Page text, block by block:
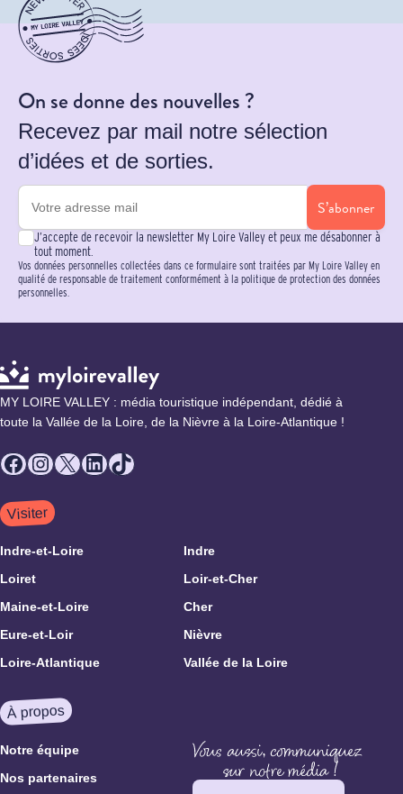
On se donne des nouvelles ?
Recevez par mail notre sélection
d’idées et de sorties.
S’abonner
J’accepte de recevoir la newsletter My Loire Valley et peux me désabonner à
tout moment.
Vos données personnelles collectées dans ce formulaire sont traitées par My Loire Valley en
qualité de responsable de traitement conformément à la politique de protection des données
personnelles.
MY LOIRE VALLEY : média touristique indépendant, dédié à
toute la Vallée de la Loire, de la Nièvre à la Loire-Atlantique !
Facebook
Instagram
X LinkedIn
TikTok
Visiter
Indre-et-Loire
Indre
Loiret
Loir-et-Cher
Maine-et-Loire
Cher
Eure-et-Loir
Nièvre
Loire-Atlantique
Vallée de la Loire
À propos
Notre équipe
Nos partenaires